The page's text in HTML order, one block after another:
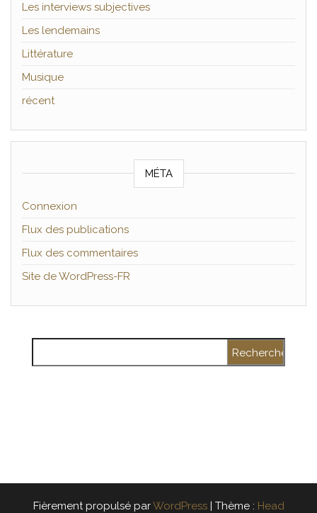
Les interviews subjectives
Les lendemains
Littérature
Musique
récent
MÉTA
Connexion
Flux des publications
Flux des commentaires
Site de WordPress-FR
Fièrement propulsé parWordPress | Thème : Head